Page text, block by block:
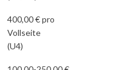
400,00 € pro
Vollseite
(U4)